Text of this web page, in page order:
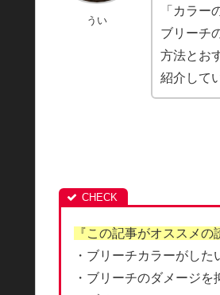
うい
「カラー
ブリーチ
方法とお
紹介して
『この記事がオススメの
・ブリーチカラーがした
・ブリーチのダメージを